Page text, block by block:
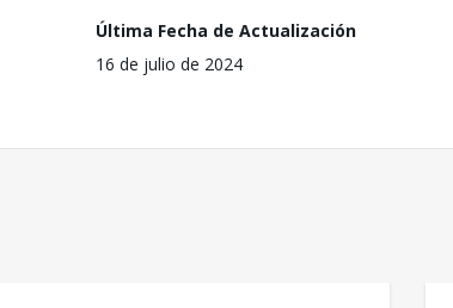
Última Fecha de Actualización
16 de julio de 2024